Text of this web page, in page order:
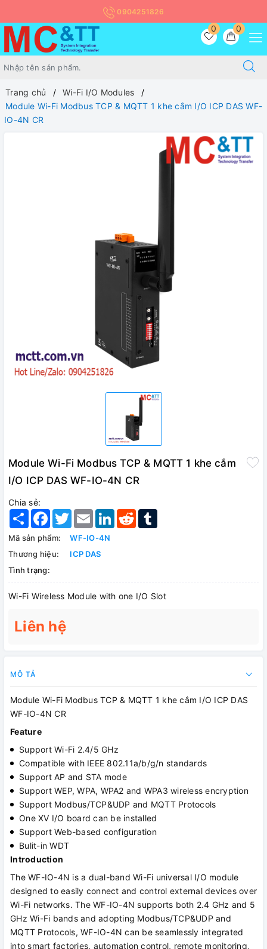
0904251826
0
0
Trang chủ
Wi-Fi I/O Modules
Module Wi-Fi Modbus TCP & MQTT 1 khe cắm I/O ICP DAS WF-
IO-4N CR
Module Wi-Fi Modbus TCP & MQTT 1 khe cắm
I/O ICP DAS WF-IO-4N CR
Chia sẻ:
Share Facebook
TwitterEmail LinkedInReddit
Mã sản phẩm:
WF-IO-4N
Thương hiệu:
ICP DAS
Tình trạng:
Wi-Fi Wireless Module with one I/O Slot
Liên hệ
MÔ TẢ
Module Wi-Fi Modbus TCP & MQTT 1 khe cắm I/O ICP DAS
WF-IO-4N CR
Feature
Support Wi-Fi 2.4/5 GHz
Compatible with IEEE 802.11a/b/g/n standards
Support AP and STA mode
Support WEP, WPA, WPA2 and WPA3 wireless encryption
Support Modbus/TCP&UDP and MQTT Protocols
One XV I/O board can be installed
Support Web-based configuration
Bulit-in WDT
Introduction
The WF-IO-4N is a dual-band Wi-Fi universal I/O module
designed to easily connect and control external devices over
Wi-Fi networks. The WF-IO-4N supports both 2.4 GHz and 5
GHz Wi-Fi bands and adopting Modbus/TCP&UDP and
MQTT Protocols, WF-IO-4N can be seamlessly integrated
into smart factories, automation control, remote monitoring,